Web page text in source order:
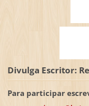
Divulga Escritor:
Para participar